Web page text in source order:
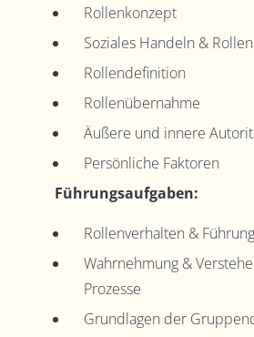
Rollenkonzept
Soziales Handeln &
Rollendefinition
Rollenübernahme
Äußere und innere
Persönliche Faktoren
Führungsaufgaben:
Rollenverhalten &
Wahrnehmung &
Prozesse
Grundlagen der